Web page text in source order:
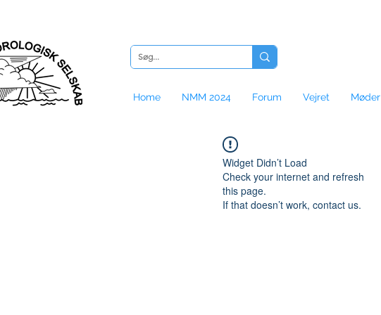
Home NMM 2024 Forum Vejret Møder
Widget Didn’t Load
Check your internet and refresh
this page.
If that doesn’t work, contact us.